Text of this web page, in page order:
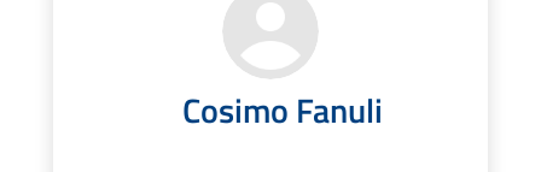
Cosimo Fanuli